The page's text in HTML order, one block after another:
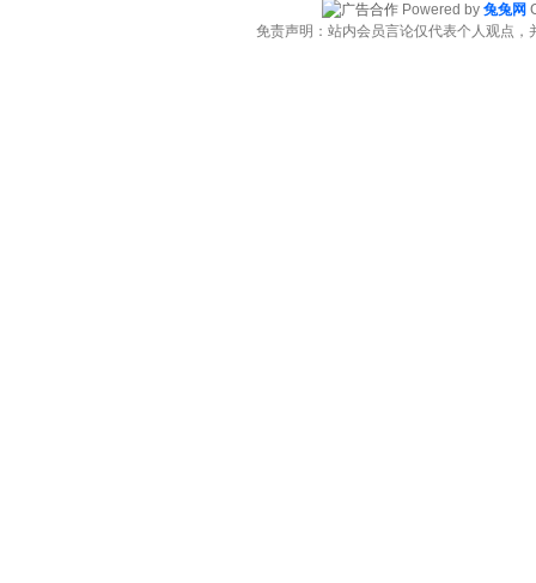
Powered by 兔兔网
免责声明：站内会员言论仅代表个人观点